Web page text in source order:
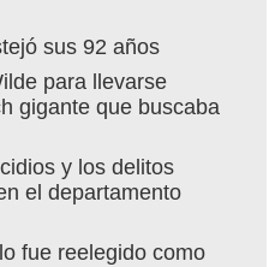
sus 92 años
para llevarse
gigante que buscaba
y los delitos
el departamento
fue reelegido como